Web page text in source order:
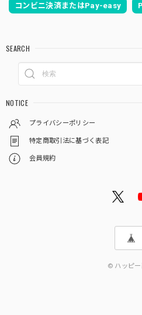
コンビニ決済またはPay-easy
SEARCH
NOTICE
プライバシーポリシー
特定商取引法に基づく表記
会員規約
© ハッピ